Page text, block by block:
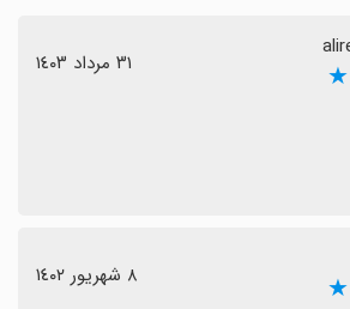
٣١ مرداد ١٤٠٣
٨ شهریور ١٤٠٢